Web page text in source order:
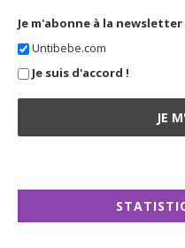
Je m'abonne à la newsletter
Untibebe.com
Je suis d'accord !